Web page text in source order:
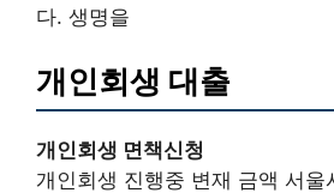
다. 생명을
개인회생 대출
개인회생 면책신청
개인회생 진행중 변재 금액 서울